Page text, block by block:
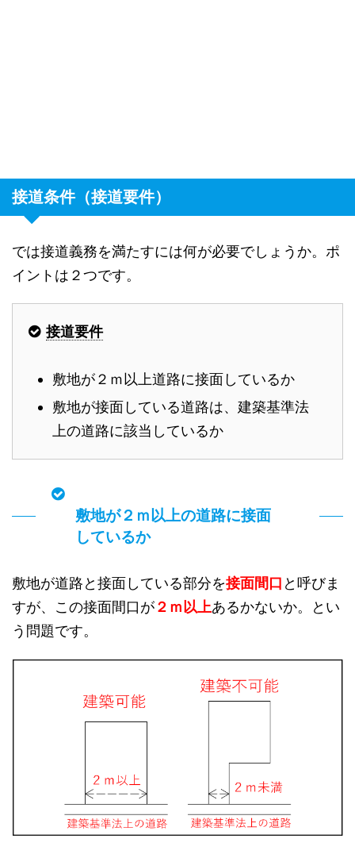
接道条件（接道要件）
では接道義務を満たすには何が必要でしょうか。ポ
イントは２つです。
接道要件
敷地が２ｍ以上道路に接面しているか
敷地が接面している道路は、建築基準法
上の道路に該当しているか
敷地が２ｍ以上の道路に接面
しているか
敷地が道路と接面している部分を接面間口 と呼びま
すが、この接面間口が２ｍ以上あるかないか。とい
う問題です。